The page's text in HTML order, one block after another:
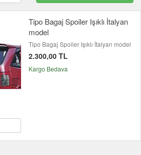
Tipo Bagaj Spoiler Işıklı İtalyan
model
Tipo Bagaj Spoiler Işıklı İtalyan model
2.300,00 TL
Kargo Bedava